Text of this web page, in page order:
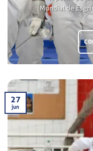
Mundial de
27
jun